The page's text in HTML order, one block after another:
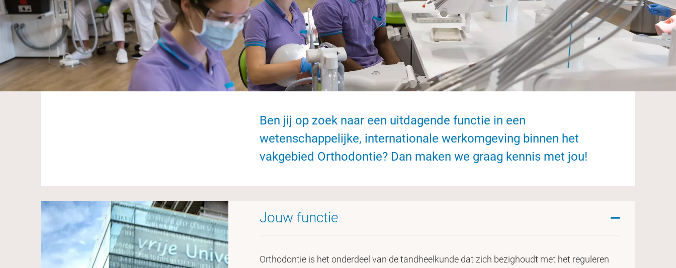
Ben jij op zoek naar een uitdagende functie in een
wetenschappelijke, internationale werkomgeving binnen het
vakgebied Orthodontie? Dan maken we graag kennis met jou!
Jouw functie
Orthodontie is het onderdeel van de tandheelkunde dat zich bezighoudt met het reguleren